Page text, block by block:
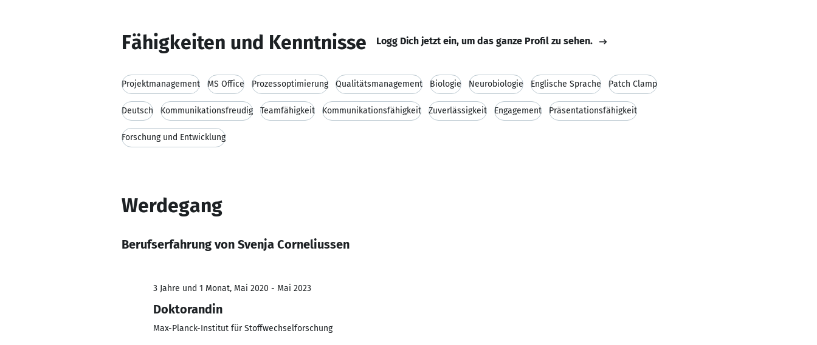
Fähigkeiten und Kenntnisse Logg Dich jetzt ein, um das ganze Profil zu sehen.
Projektmanagement MS Office Prozessoptimierung Qualitätsmanagement Biologie Neurobiologie Englische Sprache Patch Clamp
Deutsch Kommunikationsfreudig Teamfähigkeit Kommunikationsfähigkeit Zuverlässigkeit Engagement Präsentationsfähigkeit
Forschung und Entwicklung
Werdegang
Berufserfahrung von Svenja Corneliussen
3 Jahre und 1 Monat, Mai 2020 - Mai 2023
Doktorandin
Max-Planck-Institut für Stoffwechselforschung